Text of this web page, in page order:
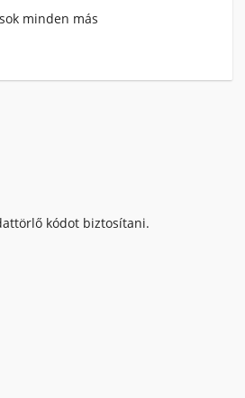
minden más
kódot biztosítani.